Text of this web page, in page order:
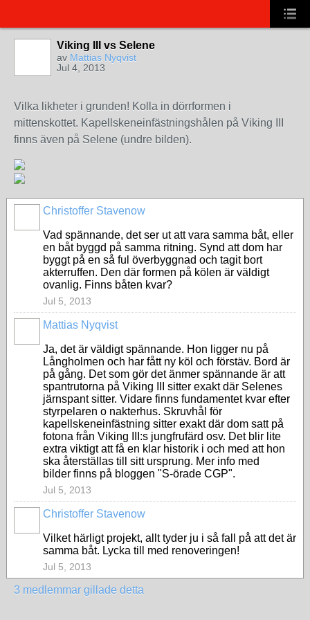
Viking III vs Selene
av Mattias Nyqvist
Jul 4, 2013
Vilka likheter i grunden! Kolla in dörrformen i
mittenskottet. Kapellskeneinfästningshålen på Viking III
finns även på Selene (undre bilden).
Christoffer Stavenow
Vad spännande, det ser ut att vara samma båt, eller
en båt byggd på samma ritning. Synd att dom har
byggt på en så ful överbyggnad och tagit bort
akterruffen. Den där formen på kölen är väldigt
ovanlig. Finns båten kvar?
Jul 5, 2013
Mattias Nyqvist
Ja, det är väldigt spännande. Hon ligger nu på
Långholmen och har fått ny köl och förstäv. Bord är
på gång. Det som gör det änmer spännande är att
spantrutorna på Viking III sitter exakt där Selenes
järnspant sitter. Vidare finns fundamentet kvar efter
styrpelaren o nakterhus. Skruvhål för
kapellskeneinfästning sitter exakt där dom satt på
fotona från Viking III:s jungfrufärd osv. Det blir lite
extra viktigt att få en klar historik i och med att hon
ska återställas till sitt ursprung. Mer info med
bilder finns på bloggen "S-örade CGP".
Jul 5, 2013
Christoffer Stavenow
Vilket härligt projekt, allt tyder ju i så fall på att det är
samma båt. Lycka till med renoveringen!
Jul 5, 2013
3 medlemmar gillade detta